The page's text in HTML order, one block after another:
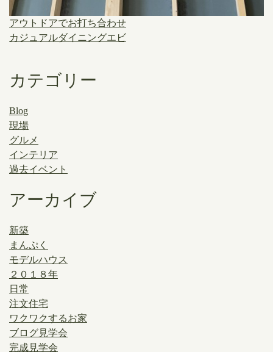
アウトドアでお打ち合わせ
カジュアルダイニングエビ
カテゴリー
Blog
現場
グルメ
インテリア
過去イベント
アーカイブ
新築
まんぷく
モデルハウス
２０１８年
日常
注文住宅
ワクワクするお家
ブログ見学会
完成見学会